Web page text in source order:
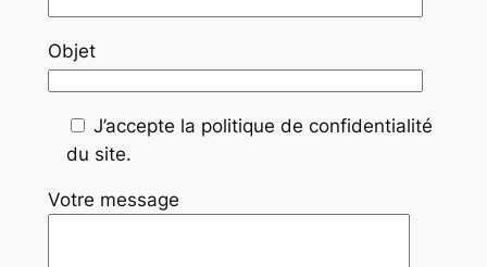
Objet
J’accepte la politique de confidentialité
du site.
Votre message